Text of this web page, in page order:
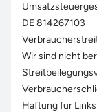
DE 814267103
Wir sind nicht
Haftung für Links